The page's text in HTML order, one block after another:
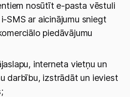
nosūtīt e-pasta vēstuli
SMS ar aicinājumu sniegt
piedāvājumu
interneta vietņu un
darbību, izstrādāt un ieviest